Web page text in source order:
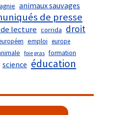
animaux sauvages
de presse
lecture corrida droit
emploi europe
foie gras formation
science éducation